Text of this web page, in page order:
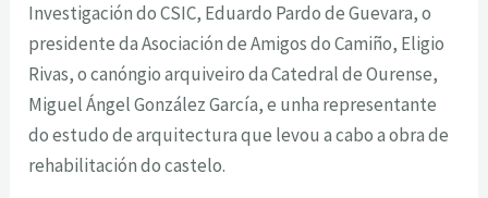
Investigación do CSIC, Eduardo Pardo de Guevara, o
presidente da Asociación de Amigos do Camiño, Eligio
Rivas, o canóngio arquiveiro da Catedral de Ourense,
Miguel Ángel González García, e unha representante
do estudo de arquitectura que levou a cabo a obra de
rehabilitación do castelo.